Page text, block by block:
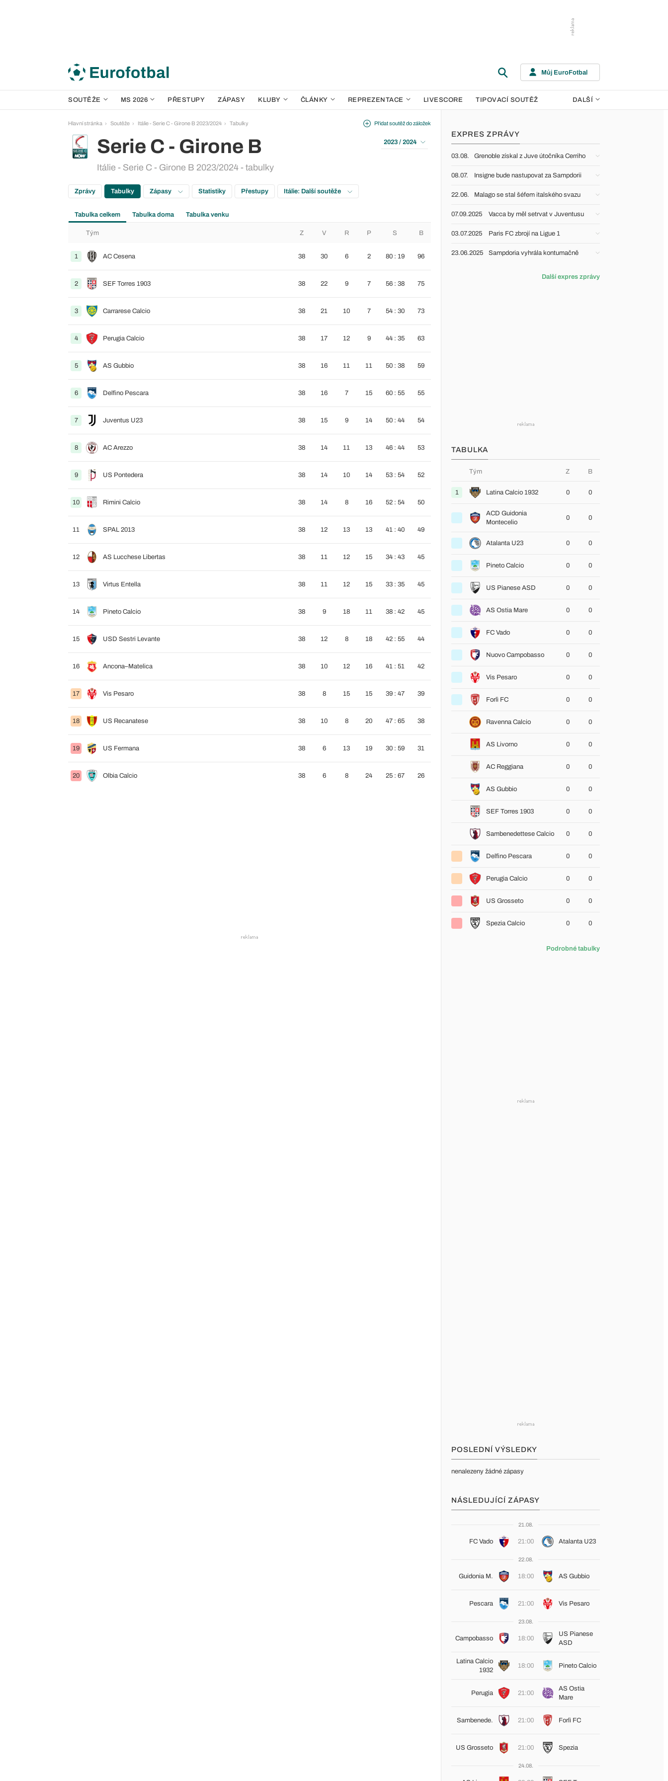
Můj EuroFotbal
SOUTĚŽE MS 2026 PŘESTUPY ZÁPASY KLUBY ČLÁNKY REPREZENTACE LIVESCORE TIPOVACÍ SOUTĚŽ DALŠÍ
Hlavní stránka Soutěže Itálie - Serie C - Girone B 2023/2024 Tabulky
Serie C - Girone B
Itálie - Serie C - Girone B 2023/2024 - tabulky
Přidat soutěž do záložek
2023 / 2024
Zprávy Tabulky Zápasy Statistiky Přestupy Itálie: Další soutěže
Tabulka celkem Tabulka doma Tabulka venku
Tým Z V R P S B
1 AC Cesena 38 30 6 2 80 : 19 96
2 SEF Torres 1903 38 22 9 7 56 : 38 75
3 Carrarese Calcio 38 21 10 7 54 : 30 73
4 Perugia Calcio 38 17 12 9 44 : 35 63
5 AS Gubbio 38 16 11 11 50 : 38 59
6 Delfino Pescara 38 16 7 15 60 : 55 55
7 Juventus U23 38 15 9 14 50 : 44 54
8 AC Arezzo 38 14 11 13 46 : 44 53
9 US Pontedera 38 14 10 14 53 : 54 52
10 Rimini Calcio 38 14 8 16 52 : 54 50
11 SPAL 2013 38 12 13 13 41 : 40 49
12 AS Lucchese Libertas 38 11 12 15 34 : 43 45
13 Virtus Entella 38 11 12 15 33 : 35 45
14 Pineto Calcio 38 9 18 11 38 : 42 45
15 USD Sestri Levante 38 12 8 18 42 : 55 44
16 Ancona–Matelica 38 10 12 16 41 : 51 42
17 Vis Pesaro 38 8 15 15 39 : 47 39
18 US Recanatese 38 10 8 20 47 : 65 38
19 US Fermana 38 6 13 19 30 : 59 31
20 Olbia Calcio 38 6 8 24 25 : 67 26
EXPRES ZPRÁVY
03.08. Grenoble získal z Juve útočníka Cerriho
08.07. Insigne bude nastupovat za Sampdorii
22.06. Malago se stal šéfem italského svazu
07.09.2025 Vacca by měl setrvat v Juventusu
03.07.2025 Paris FC zbrojí na Ligue 1
23.06.2025 Sampdoria vyhrála kontumačně
Další expres zprávy
TABULKA
Tým Z B
1 Latina Calcio 1932 0 0
ACD Guidonia
Montecelio
0 0
Atalanta U23 0 0
Pineto Calcio 0 0
US Pianese ASD 0 0
AS Ostia Mare 0 0
FC Vado 0 0
Nuovo Campobasso 0 0
Vis Pesaro 0 0
Forlì FC 0 0
Ravenna Calcio 0 0
AS Livorno 0 0
AC Reggiana 0 0
AS Gubbio 0 0
SEF Torres 1903 0 0
Sambenedettese Calcio 0 0
Delfino Pescara 0 0
Perugia Calcio 0 0
US Grosseto 0 0
Spezia Calcio 0 0
Podrobné tabulky
POSLEDNÍ VÝSLEDKY
nenalezeny žádné zápasy
NÁSLEDUJÍCÍ ZÁPASY
21.08.
FC Vado 21:00 Atalanta U23
22.08.
Guidonia M. 18:00 AS Gubbio
Pescara 21:00 Vis Pesaro
23.08.
Campobasso 18:00
US Pianese
ASD
Latina Calcio
1932
18:00 Pineto Calcio
Perugia 21:00
AS Ostia
Mare
Sambenede. 21:00 Forlì FC
US Grosseto 21:00 Spezia
24.08.